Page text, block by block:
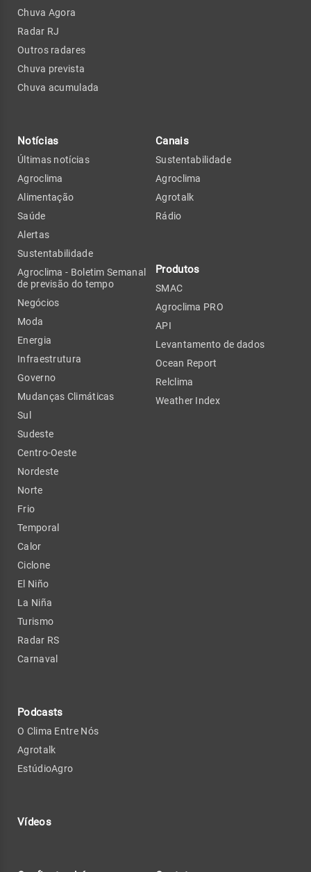
Chuva Agora
Radar RJ
Outros radares
Chuva prevista
Chuva acumulada
Notícias
Últimas notícias
Agroclima
Alimentação
Saúde
Alertas
Sustentabilidade
Agroclima - Boletim Semanal
de previsão do tempo
Negócios
Moda
Energia
Infraestrutura
Governo
Mudanças Climáticas
Sul
Sudeste
Centro-Oeste
Nordeste
Norte
Frio
Temporal
Calor
Ciclone
El Niño
La Niña
Turismo
Radar RS
Carnaval
Podcasts
O Clima Entre Nós
Agrotalk
EstúdioAgro
Vídeos
Canais
Sustentabilidade
Agroclima
Agrotalk
Rádio
Produtos
SMAC
Agroclima PRO
API
Levantamento de dados
Ocean Report
Relclima
Weather Index